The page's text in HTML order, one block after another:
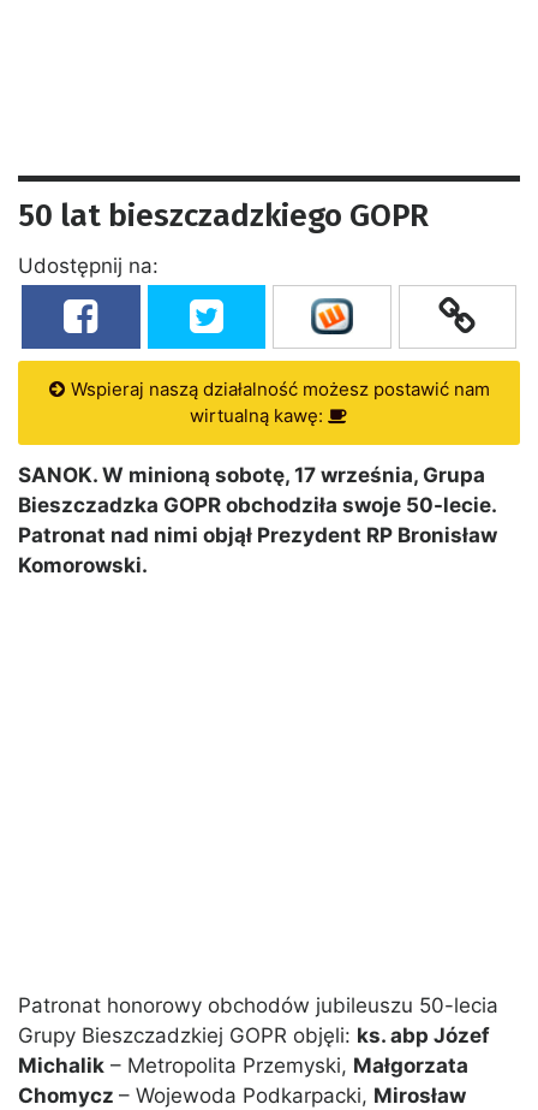
50 lat bieszczadzkiego GOPR
Udostępnij na:
Wspieraj naszą działalność możesz postawić nam
wirtualną kawę:
SANOK. W minioną sobotę, 17 września, Grupa
Bieszczadzka GOPR obchodziła swoje 50-lecie.
Patronat nad nimi objął Prezydent RP Bronisław
Komorowski.
Patronat honorowy obchodów jubileuszu 50-lecia
Grupy Bieszczadzkiej GOPR objęli: ks. abp Józef
Michalik – Metropolita Przemyski, Małgorzata
Chomycz – Wojewoda Podkarpacki, Mirosław